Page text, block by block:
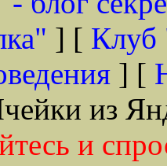
] [ Клуб
] [
из
и